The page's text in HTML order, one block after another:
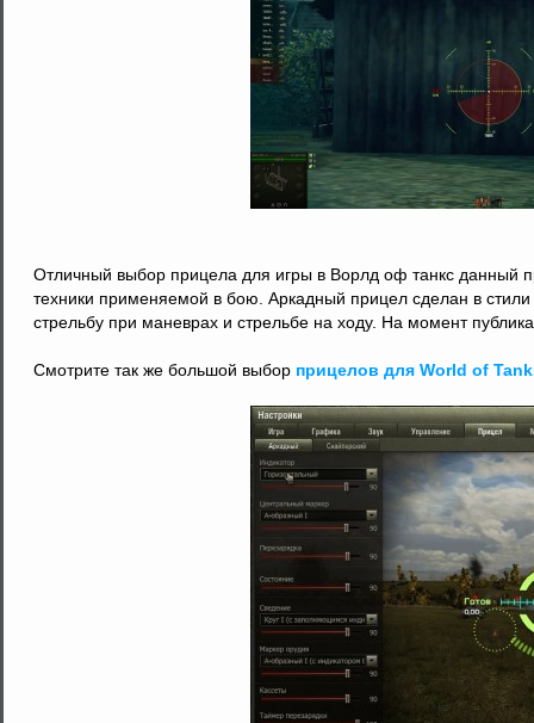
Отличный выбор прицела для игры в Ворлд оф танкс данный
техники применяемой в бою. Аркадный прицел сделан в
стрельбу при маневрах и стрельбе на ходу. На момент
Смотрите так же большой выбор прицелов для World of